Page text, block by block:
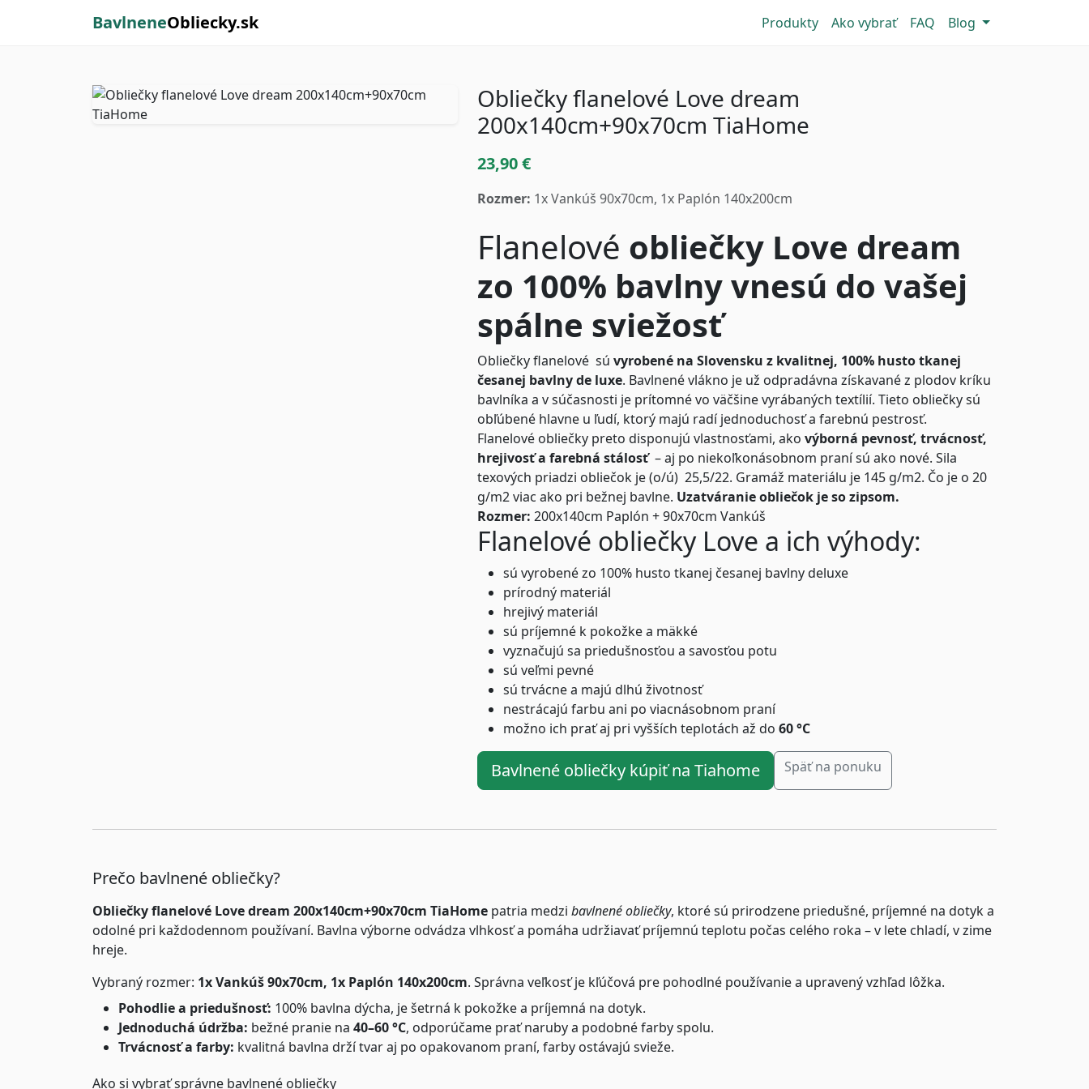
BavlneneObliecky.sk Produkty Ako vybrať FAQ Blog
Obliečky flanelové Love dream
200x140cm+90x70cm TiaHome
23,90 €
Rozmer: 1x Vankúš 90x70cm, 1x Paplón 140x200cm
Flanelové obliečky Love dream
zo 100% bavlny vnesú do vašej
spálne sviežosť
Obliečky flanelové sú vyrobené na Slovensku z kvalitnej, 100% husto tkanej
česanej bavlny de luxe. Bavlnené vlákno je už odpradávna získavané z plodov kríku
bavlníka a v súčasnosti je prítomné vo väčšine vyrábaných textílií. Tieto obliečky sú
obľúbené hlavne u ľudí, ktorý majú radí jednoduchosť a farebnú pestrosť.
Flanelové obliečky preto disponujú vlastnosťami, ako výborná pevnosť, trvácnosť,
hrejivosť a farebná stálosť – aj po niekoľkonásobnom praní sú ako nové. Sila
texových priadzi obliečok je (o/ú) 25,5/22. Gramáž materiálu je 145 g/m2. Čo je o 20
g/m2 viac ako pri bežnej bavlne. Uzatváranie obliečok je so zipsom.
Rozmer: 200x140cm Paplón + 90x70cm Vankúš
Flanelové obliečky Love a ich výhody:
sú vyrobené zo 100% husto tkanej česanej bavlny deluxe
prírodný materiál
hrejivý materiál
sú príjemné k pokožke a mäkké
vyznačujú sa priedušnosťou a savosťou potu
sú veľmi pevné
sú trvácne a majú dlhú životnosť
nestrácajú farbu ani po viacnásobnom praní
možno ich prať aj pri vyšších teplotách až do 60 °C
Bavlnené obliečky kúpiť na Tiahome Späť na ponuku
Prečo bavlnené obliečky?
Obliečky flanelové Love dream 200x140cm+90x70cm TiaHome patria medzi bavlnené obliečky, ktoré sú prirodzene priedušné, príjemné na dotyk a
odolné pri každodennom používaní. Bavlna výborne odvádza vlhkosť a pomáha udržiavať príjemnú teplotu počas celého roka – v lete chladí, v zime
hreje.
Vybraný rozmer: 1x Vankúš 90x70cm, 1x Paplón 140x200cm. Správna veľkosť je kľúčová pre pohodlné používanie a upravený vzhľad lôžka.
Pohodlie a priedušnosť: 100% bavlna dýcha, je šetrná k pokožke a príjemná na dotyk.
Jednoduchá údržba: bežné pranie na 40–60 °C, odporúčame prať naruby a podobné farby spolu.
Trvácnosť a farby: kvalitná bavlna drží tvar aj po opakovanom praní, farby ostávajú svieže.
Ako si vybrať správne bavlnené obliečky